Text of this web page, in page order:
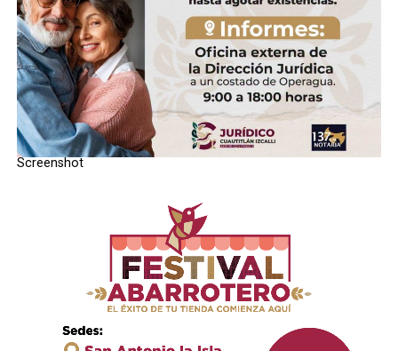
pequeÃ±a sala adjunta con
capacidad para 15 personas
aproximadamente.
Este acuerdo lo dio a conocer el
propio Ricardo NÃºÃ±ez, quien
solemne, se realizarÃ­a una âFiesta
del Puebloâ en la Concha AcÃºstica,
ubicada en la explanada del Palacio
municipal, donde emitirÃ¡ un
mensaje a los izcallenses y recibirÃ¡
Screenshot